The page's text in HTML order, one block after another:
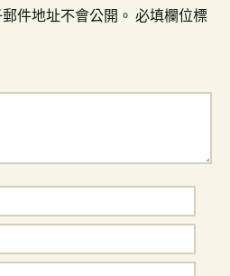
件地址不會公開。 必填欄位標